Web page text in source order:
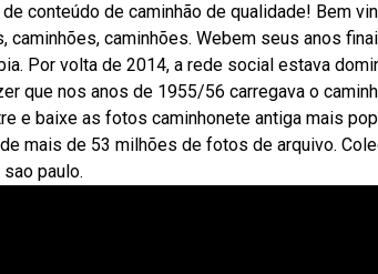
conteúdo de caminhão de qualidade! Bem
caminhões. Webem seus anos
Por volta de 2014, a rede social estava
que nos anos de 1955/56 carregava o
e baixe as fotos caminhonete antiga mais
mais de 53 milhões de fotos de arquivo.
paulo.